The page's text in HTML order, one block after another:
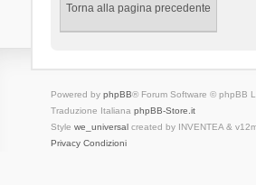
Torna alla pagina precedente
Powered by phpBB® Forum Software © phpBB
Traduzione Italiana phpBB-Store.it
Style we_universalcreated by INVENTEA &
Privacy Condizioni